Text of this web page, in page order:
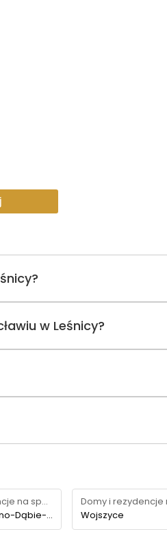
w Leśnicy?
Domy i rezydencje na sprzedaż
Biskupin-Sępolno-Dąbie-Bartoszowice
Wojszyce